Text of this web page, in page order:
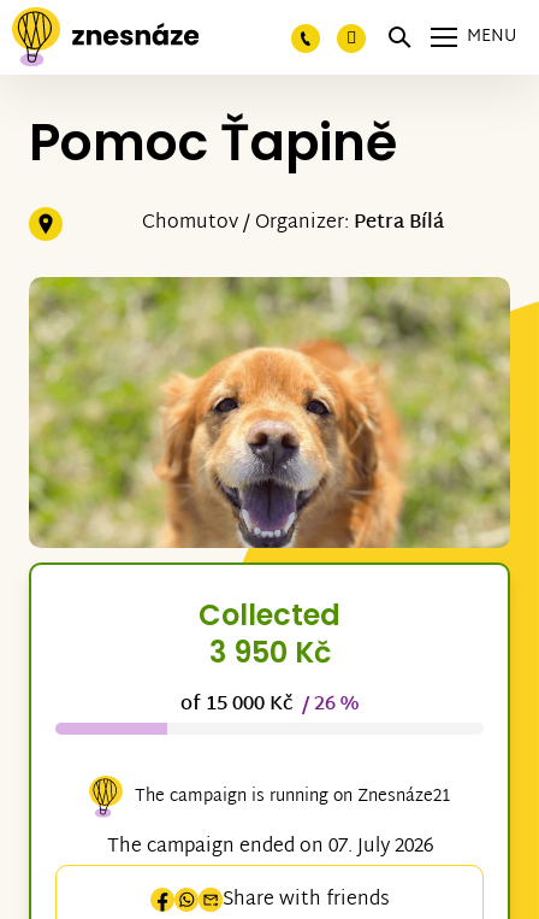
MENU
Pomoc Ťapině
Chomutov / Organizer: Petra Bílá
Collected
3 950 Kč
of 15 000 Kč / 26 %
The campaign is running on Znesnáze21
The campaign ended on 07. July 2026
Share with friends